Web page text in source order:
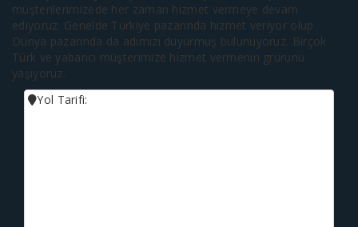
müşterilerimizede her zaman hizmet vermeye devam
ediyoruz. Genelde Türkiye pazarında hizmet veriyor olup
Dünya pazarında da adımızı duyurmuş bulunuyoruz. Birçok
Türk ve yabancı müşterimize hizmet vermenin grurunu
yaşıyoruz.
Yol Tarifi: